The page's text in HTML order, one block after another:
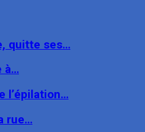
quitte ses…
à…
l’épilation…
rue…